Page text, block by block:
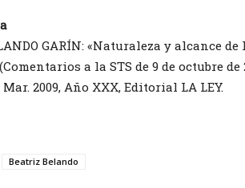
GARÍN: «Naturaleza y alcance
a la STS de 9 de octubre de
2009, Año XXX, Editorial LA LEY.
Beatriz Belando